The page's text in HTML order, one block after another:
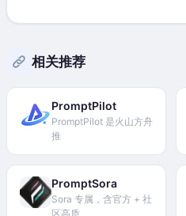
相关推荐
PromptPilot
PromptPilot 是火山方舟
推
PromptSora
Sora 专属，含官方 + 社
区高质